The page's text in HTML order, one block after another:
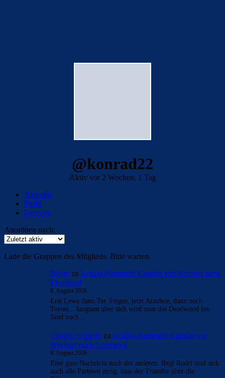
@konrad22
Aktiv vor 2 Wochen, 1 Tag
Aktivität
Profil
Freunde
Anordnen nach:
Lade die Gruppen des Mitglieds. Bitte warten.
Bojan zu Araújo-Hammer! Kapitän vor Wechsel nach
Liverpool
8. August 2026
Erst Lewa dann Ter Stegen, jetzt Arauhoe, dann noch
Torres... langsam aber sich wird man das Deadwood los.
Sind noch…
Clouds: Experte zu Araújo-Hammer! Kapitän vor
Wechsel nach Liverpool
8. August 2026
Eine gute Nachricht nach der anderen. Bzgl Rodri sind sich
auch alle Parteien einig, dass der Transfer über die